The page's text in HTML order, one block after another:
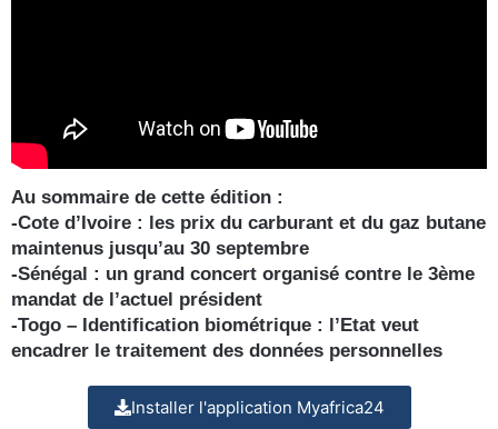
Au sommaire de cette édition :
-Cote d’Ivoire : les prix du carburant et du gaz butane
maintenus jusqu’au 30 septembre
-Sénégal : un grand concert organisé contre le 3ème
mandat de l’actuel président
-Togo – Identification biométrique : l’Etat veut
encadrer le traitement des données personnelles
Installer l'application Myafrica24